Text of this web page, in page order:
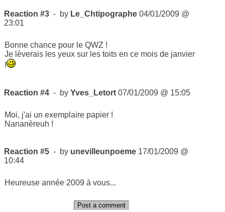
Reaction #3 - by Le_Chtipographe 04/01/2009 @
23:01
Bonne chance pour le QWZ !
Je lèverais les yeux sur les toits en ce mois de janvier
!
Reaction #4 - byYves_Letort 07/01/2009 @ 15:05
Moi, j'ai un exemplaire papier !
Nananèreuh !
Reaction #5 - by unevilleunpoeme 17/01/2009 @
10:44
Heureuse année 2009 à vous...
Post a comment